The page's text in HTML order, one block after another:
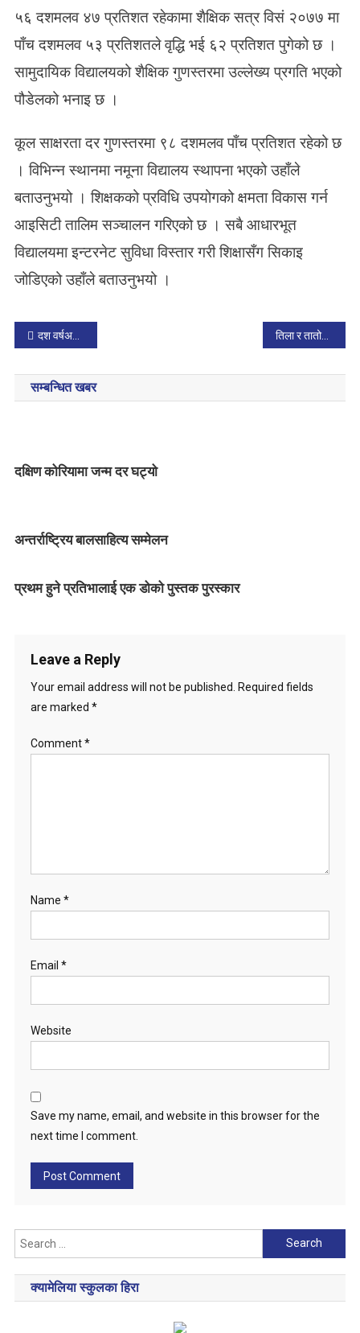
५६ दशमलव ४७ प्रतिशत रहेकामा शैक्षिक सत्र विसं २०७७ मा
पाँच दशमलव ५३ प्रतिशतले वृद्धि भई ६२ प्रतिशत पुगेको छ ।
सामुदायिक विद्यालयको शैक्षिक गुणस्तरमा उल्लेख्य प्रगति भएको
पौडेलको भनाइ छ ।
कूल साक्षरता दर गुणस्तरमा ९८ दशमलव पाँच प्रतिशत रहेको छ
। विभिन्न स्थानमा नमूना विद्यालय स्थापना भएको उहाँले
बताउनुभयो । शिक्षकको प्रविधि उपयोगको क्षमता विकास गर्न
आइसिटी तालिम सञ्चालन गरिएको छ । सबै आधारभूत
विद्यालयमा इन्टरनेट सुविधा विस्तार गरी शिक्षासँग सिकाइ
जोडिएको उहाँले बताउनुभयो ।
P
o
s
n
g
दश वर्षअघि बालविवाह गरेका अहिले सङ्गठित भएर बालविवाह विरुद्धको अभियानमा जुटे तिला र तातोपानी गाउँपालिका तीन महिनादेखि अन्धकारमा
सम्बन्धित खबर
दक्षिण कोरियामा जन्म दर घट्यो
अन्तर्राष्ट्रिय बालसाहित्य सम्मेलन
प्रथम हुने प्रतिभालाई एक डोको पुस्तक पुरस्कार
Leave a Reply
Your email address will not be published.
Required fields
are marked *
Comment*
Name *
Email *
Website
Save my name, email, and website in this browser for the
next time I comment.
Search
for:
क्यामेलिया स्कुलका हिरा